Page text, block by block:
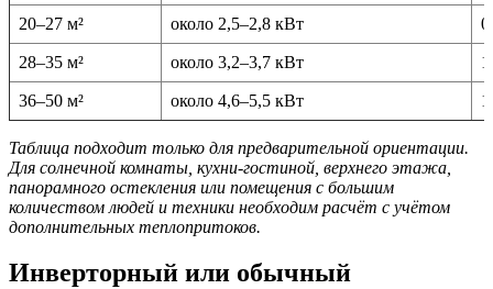
20–27 м² около 2,5–2,8 кВт
28–35 м² около 3,2–3,7 кВт
36–50 м² около 4,6–5,5 кВт
Таблица подходит только для предварительной ориентации.
Для солнечной комнаты, кухни-гостиной, верхнего этажа,
панорамного остекления или помещения с большим
количеством людей и техники необходим расчёт с учётом
дополнительных теплопритоков.
Инверторный или обычный